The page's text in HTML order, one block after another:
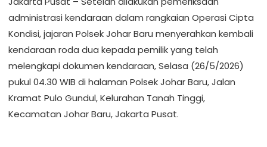
administrasi kendaraan dalam rangkaian Operasi Cipta
Kondisi, jajaran Polsek Johar Baru menyerahkan kembali
kendaraan roda dua kepada pemilik yang telah
melengkapi dokumen kendaraan, Selasa (26/5/2026)
pukul 04.30 WIB di halaman Polsek Johar Baru, Jalan
Kramat Pulo Gundul, Kelurahan Tanah Tinggi,
Kecamatan Johar Baru, Jakarta Pusat.